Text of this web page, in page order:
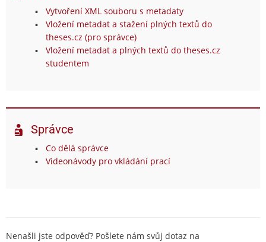
Vytvoření XML souboru s metadaty
Vložení metadat a stažení plných textů do
theses.cz (pro správce)
Vložení metadat a plných textů do theses.cz
studentem
Správce
Co dělá správce
Videonávody pro vkládání prací
Nenašli jste odpověď? Pošlete nám svůj dotaz na